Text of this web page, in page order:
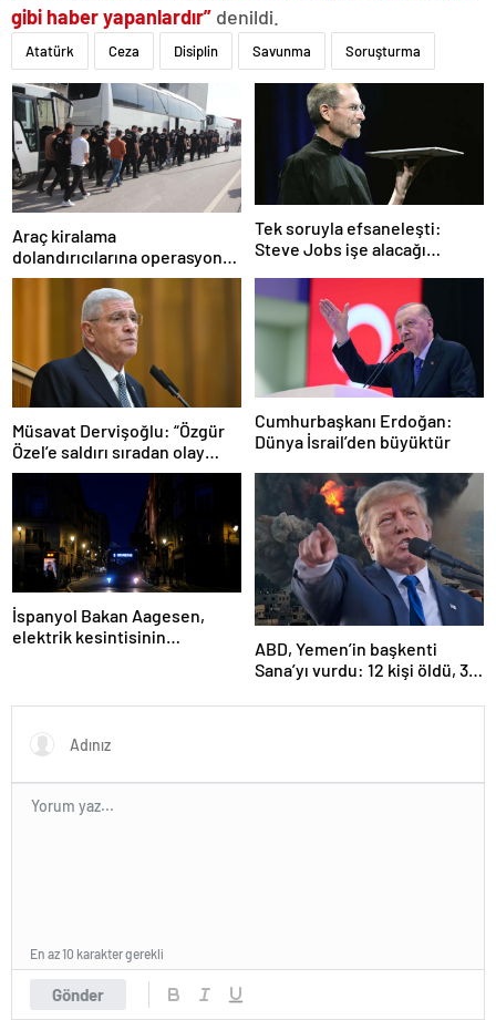
gibi haber yapanlardır” denildi.
Atatürk Ceza Disiplin Savunma Soruşturma
Araç kiralama
dolandırıcılarına operasyon:
101 gözaltı
Tek soruyla efsaneleşti:
Steve Jobs işe alacağı
seçiyordu!
Müsavat Dervişoğlu: “Özgür
Özel’e saldırı sıradan olay
değil”
Cumhurbaşkanı Erdoğan:
Dünya İsrail’den büyüktür
İspanyol Bakan Aagesen,
elektrik kesintisinin
ABD, Yemen’in başkenti
Sana’yı vurdu: 12 kişi öldü, 30
Gönder
En az 10 karakter gerekli